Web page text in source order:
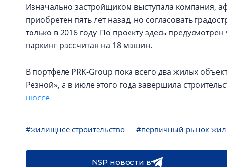
Изначально застройщиком выступала компания,
приобретен пять лет назад, но согласовать
только в 2016 году. По проекту здесь
паркинг рассчитан на 18 машин.
В портфеле PRK-Group пока всего два жилых
Резной», а в июле этого года завершила
шоссе.
#жилищное строительство #первичный рынок
NSP новости в